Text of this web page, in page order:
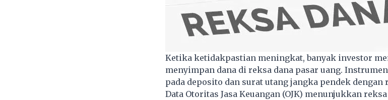
Ketika ketidakpastian meningkat, banyak investor
menyimpan dana di reksa dana pasar uang.
pada deposito dan surat utang jangka pendek
Data Otoritas Jasa Keuangan (OJK) menunjukkan reksa